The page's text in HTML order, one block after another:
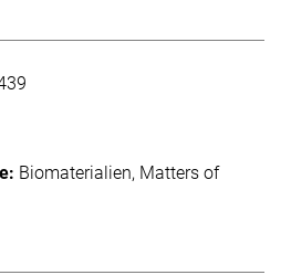
Biomaterialien Matters of